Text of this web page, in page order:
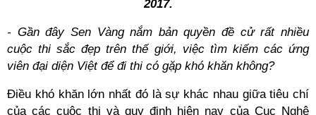
2017.
- Gần đây Sen Vàng nắm bản quyền đề cử rất nhiều
cuộc thi sắc đẹp trên thế giới, việc tìm kiếm các ứng
viên đại diện Việt để đi thi có gặp khó khăn không?
Điều khó khăn lớn nhất đó là sự khác nhau giữa tiêu chí
của các cuộc thi và quy định hiện nay của Cục Nghệ